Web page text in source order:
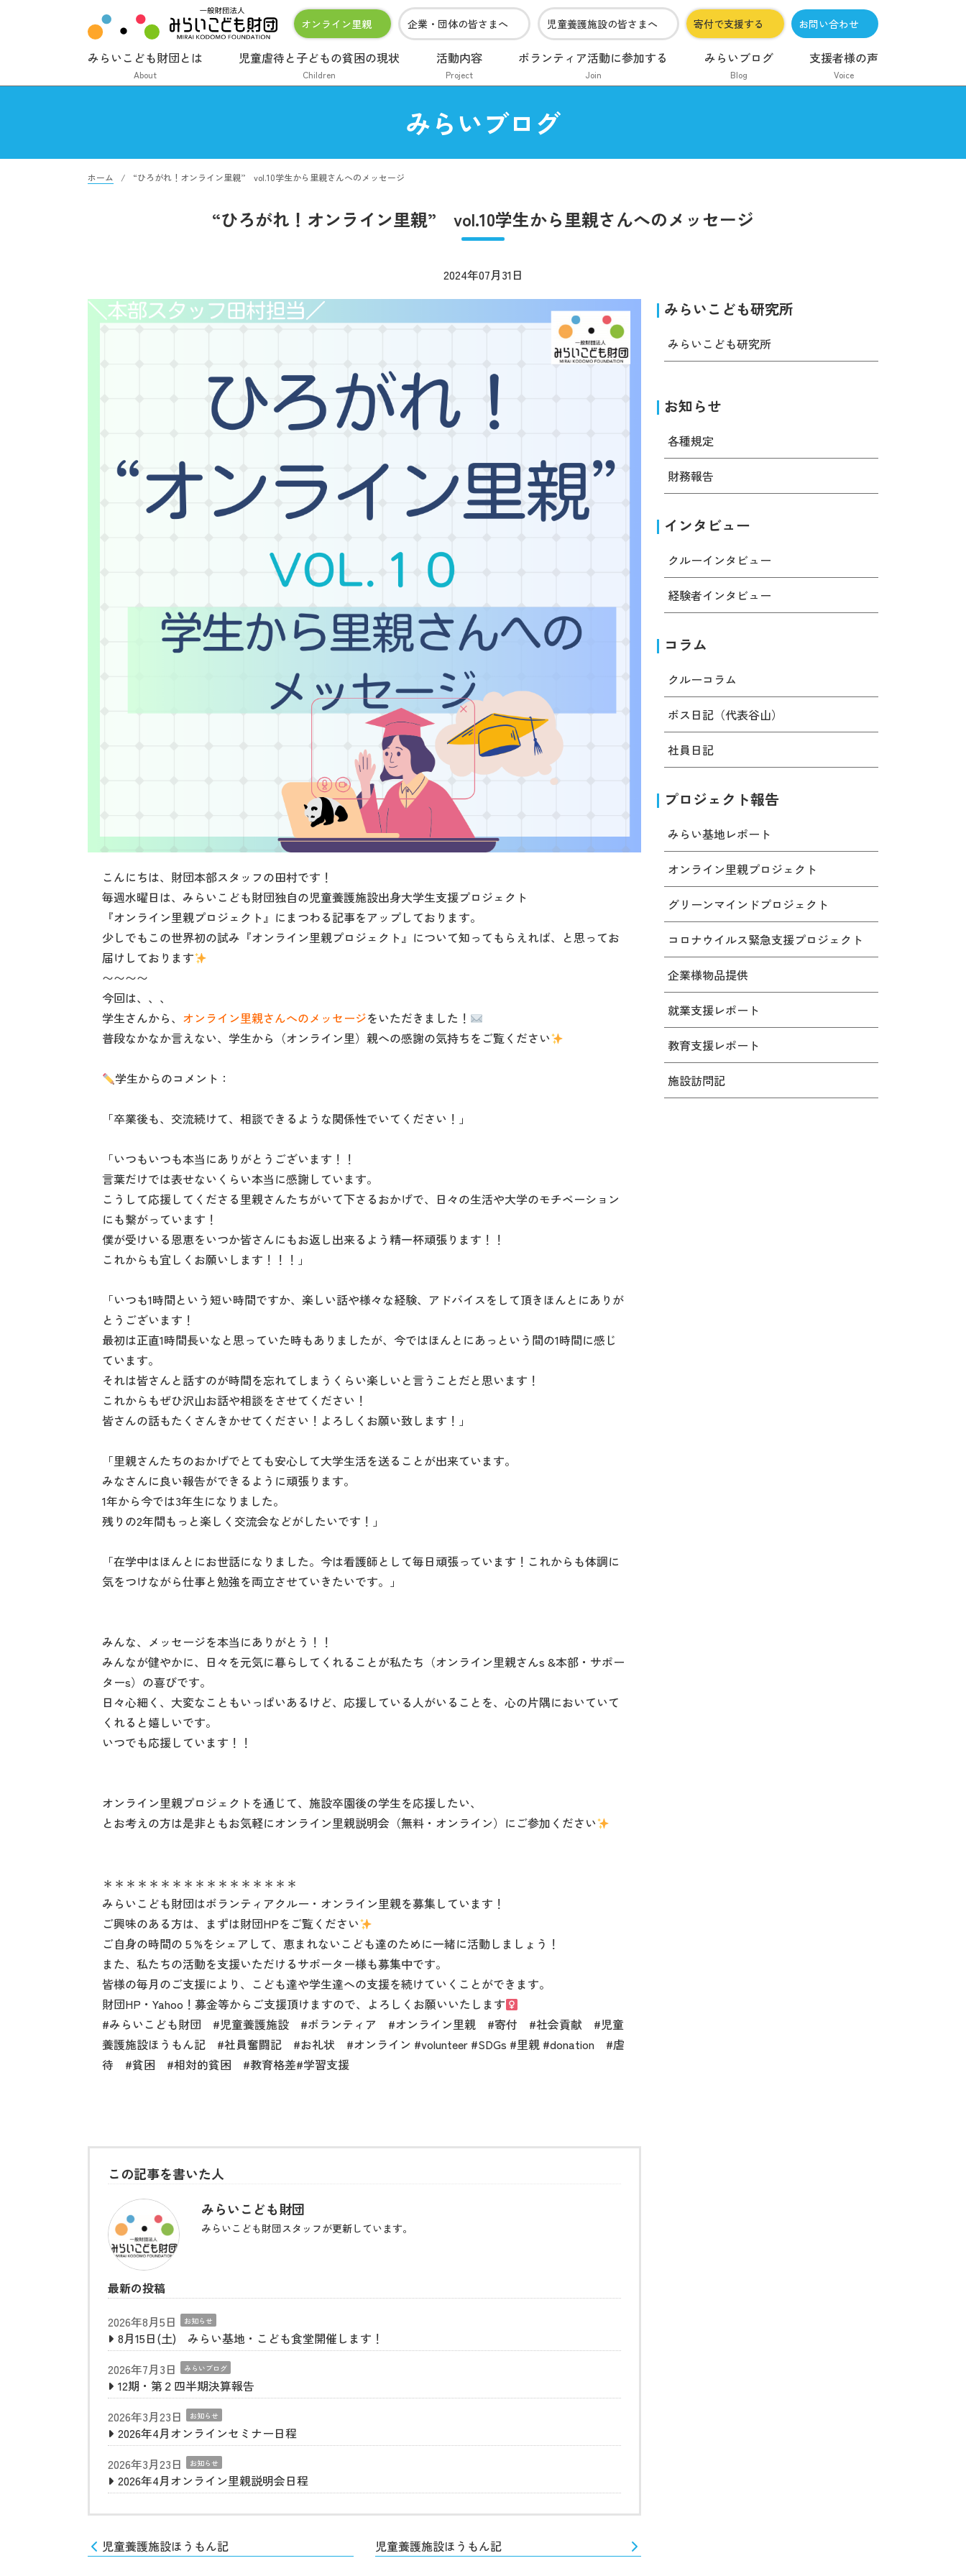
オンライン里親 企業・団体の皆さまへ 児童養護施設の皆さまへ 寄付で支援する お問い合わせ
みらいこども財団とは
About
児童虐待と子どもの貧困の現状
Children
活動内容
Project
ボランティア活動に参加する
Join
みらいブログ
Blog
支援者様の声
Voice
みらいブログ
ホーム “ひろがれ！オンライン里親” vol.10学生から里親さんへのメッセージ
“ひろがれ！オンライン里親” vol.10学生から里親さんへのメッセージ
2024年07月31日
こんにちは、財団本部スタッフの田村です！
毎週水曜日は、みらいこども財団独自の児童養護施設出身大学生支援プロジェクト
『オンライン里親プロジェクト』にまつわる記事をアップしております。
少しでもこの世界初の試み『オンライン里親プロジェクト』について知ってもらえれば、と思ってお
届けしております
〜〜〜〜
今回は、、、
学生さんから、 オンライン里親さんへのメッセージをいただきました！
普段なかなか言えない、学生から（オンライン里）親への感謝の気持ちをご覧ください
学生からのコメント：
‍「卒業後も、交流続けて、相談できるような関係性でいてください！」
‍「いつもいつも本当にありがとうございます！！
言葉だけでは表せないくらい本当に感謝しています。
こうして応援してくださる里親さんたちがいて下さるおかげで、日々の生活や大学のモチベーション
にも繋がっています！
僕が受けいる恩恵をいつか皆さんにもお返し出来るよう精一杯頑張ります！！
これからも宜しくお願いします！！！」
‍「いつも1時間という短い時間ですか、楽しい話や様々な経験、アドバイスをして頂きほんとにありが
とうございます！
最初は正直1時間長いなと思っていた時もありましたが、今ではほんとにあっという間の1時間に感じ
ています。
それは皆さんと話すのが時間を忘れてしまうくらい楽しいと言うことだと思います！
これからもぜひ沢山お話や相談をさせてください！
皆さんの話もたくさんきかせてください！よろしくお願い致します！」
‍「里親さんたちのおかげでとても安心して大学生活を送ることが出来ています。
みなさんに良い報告ができるように頑張ります。
1年から今では3年生になりました。
残りの2年間もっと楽しく交流会などがしたいです！」
‍「在学中はほんとにお世話になりました。今は看護師として毎日頑張っています！これからも体調に
気をつけながら仕事と勉強を両立させていきたいです。」
みんな、メッセージを本当にありがとう！！
みんなが健やかに、日々を元気に暮らしてくれることが私たち（オンライン里親さんs &本部・サポー
ターs）の喜びです。
日々心細く、大変なこともいっぱいあるけど、応援している人がいることを、心の片隅においていて
くれると嬉しいです。
いつでも応援しています！！
オンライン里親プロジェクトを通じて、施設卒園後の学生を応援したい、
とお考えの方は是非ともお気軽にオンライン里親説明会（無料・オンライン）にご参加ください
＊＊＊＊＊＊＊＊＊＊＊＊＊＊＊＊＊
みらいこども財団はボランティアクルー・オンライン里親を募集しています！
ご興味のある方は、まずは財団HPをご覧ください
ご自身の時間の５%をシェアして、恵まれないこども達のために一緒に活動しましょう！
また、私たちの活動を支援いただけるサポーター様も募集中です。
皆様の毎月のご支援により、こども達や学生達への支援を続けていくことができます。
財団HP・Yahoo！募金等からご支援頂けますので、よろしくお願いいたします‍‍
#みらいこども財団 #児童養護施設 #ボランティア #オンライン里親 #寄付 #社会貢献 #児童
養護施設ほうもん記 #社員奮闘記 #お礼状 #オンライン #volunteer #SDGs #里親 #donation #虐
待 #貧困 #相対的貧困 #教育格差#学習支援
この記事を書いた人
みらいこども財団
みらいこども財団スタッフが更新しています。
最新の投稿
2026年8月5日
お知らせ
8月15日(土) みらい基地・こども食堂開催します！
2026年7月3日
みらいブログ
12期・第２四半期決算報告
2026年3月23日
お知らせ
2026年4月オンラインセミナー日程
2026年3月23日
お知らせ
2026年4月オンライン里親説明会日程
児童養護施設ほうもん記 児童養護施設ほうもん記
みらいこども研究所
みらいこども研究所
お知らせ
各種規定
財務報告
インタビュー
クルーインタビュー
経験者インタビュー
コラム
クルーコラム
ボス日記（代表谷山）
社員日記
プロジェクト報告
みらい基地レポート
オンライン里親プロジェクト
グリーンマインドプロジェクト
コロナウイルス緊急支援プロジェクト
企業様物品提供
就業支援レポート
教育支援レポート
施設訪問記